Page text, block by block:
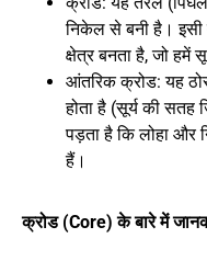
निकेल से बनी है।
क्षेत्र बनता है, जो हमें
आंतरिक क्रोड: यह
होता है (सूर्य की सतह
पड़ता है कि लोहा और
हैं।
क्रोड (Core) के बारे में